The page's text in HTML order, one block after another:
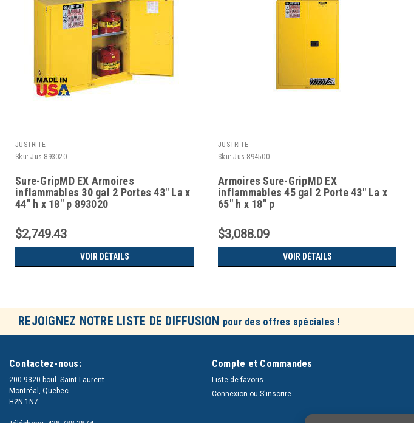
JUSTRITE
Sku: Jus-893020
Sure-GripMD EX Armoires
inflammables 30 gal 2 Portes 43" La x
44" h x 18" p 893020
$2,749.43
VOIR DÉTAILS
JUSTRITE
Sku: Jus-894500
Armoires Sure-GripMD EX
inflammables 45 gal 2 Porte 43" La x
65" h x 18" p
$3,088.09
VOIR DÉTAILS
REJOIGNEZ NOTRE LISTE DE DIFFUSION pour des offres spéciales !
Contactez-nous:
200-9320 boul. Saint-Laurent
Montréal, Quebec
H2N 1N7
Compte et Commandes
Liste de favoris
Connexion ou S'inscrire